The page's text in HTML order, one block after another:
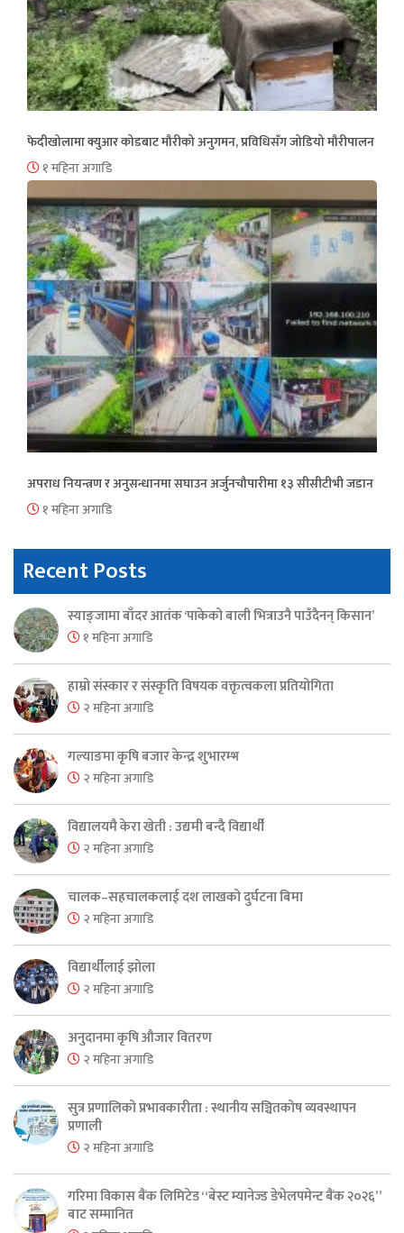
फेदीखोलामा क्युआर कोडबाट मौरीको अनुगमन, प्रविधिसँग जोडियो मौरीपालन
१ महिना अगाडि
अपराध नियन्त्रण र अनुसन्धानमा सघाउन अर्जुनचौपारीमा १३ सीसीटीभी जडान
१ महिना अगाडि
Recent Posts
स्याङ्जामा बाँदर आतंक ‘पाकेको बाली भित्राउनै पाउँदैनन् किसान’
१ महिना अगाडि
हाम्रो संस्कार र संस्कृति विषयक वक्तृत्वकला प्रतियोगिता
२ महिना अगाडि
गल्याङमा कृषि बजार केन्द्र शुभारम्भ
२ महिना अगाडि
विद्यालयमै केरा खेती : उद्यमी बन्दै विद्यार्थी
२ महिना अगाडि
चालक–सहचालकलाई दश लाखको दुर्घटना बिमा
२ महिना अगाडि
विद्यार्थीलाई झोला
२ महिना अगाडि
अनुदानमा कृषि औजार वितरण
२ महिना अगाडि
सुत्र प्रणालिको प्रभावकारीता : स्थानीय सञ्चितकोष व्यवस्थापन
प्रणाली
२ महिना अगाडि
गरिमा विकास बैंक लिमिटेड “बेस्ट म्यानेज्ड डेभेलपमेन्ट बैंक २०२६”
बाट सम्मानित